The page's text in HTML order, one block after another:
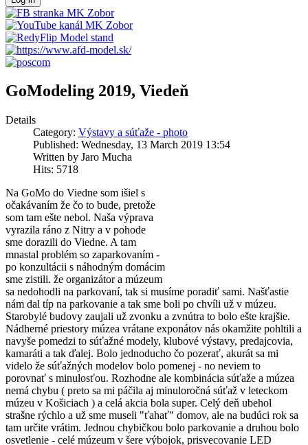
GoModeling 2019, Viedeň
Details
Category: Výstavy a súťaže - photo
Published: Wednesday, 13 March 2019 13:54
Written by Jaro Mucha
Hits: 5718
Na GoMo do Viedne som išiel s
očakávaním že čo to bude, pretože
som tam ešte nebol. Naša výprava
vyrazila ráno z Nitry a v pohode
sme dorazili do Viedne. A tam
mnastal problém so zaparkovaním -
po konzultácii s náhodným domácim
sme zistili. že organizátor a múzeum
sa nedohodli na parkovaní, tak si musíme poradiť sami. Našťastie
nám dal típ na parkovanie a tak sme boli po chvíli už v múzeu.
Starobylé budovy zaujali už zvonku a zvnútra to bolo ešte krajšie.
Nádherné priestory múzea vrátane exponátov nás okamžite pohltili a
navyše pomedzi to súťažné modely, klubové výstavy, predajcovia,
kamaráti a tak ďalej. Bolo jednoducho čo pozerať, akurát sa mi
videlo že súťažných modelov bolo pomenej - no neviem to
porovnať s minulosťou. Rozhodne ale kombinácia súťaže a múzea
nemá chybu ( preto sa mi páčila aj minuloročná súťaž v leteckom
múzeu v Košiciach ) a celá akcia bola super. Celý deň ubehol
strašne rýchlo a už sme museli "ťahať" domov, ale na budúci rok sa
tam určite vrátim. Jednou chybičkou bolo parkovanie a druhou bolo
osvetlenie - celé múzeum v šere výbojok, prisvecovanie LED